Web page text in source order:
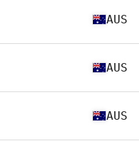
AUS
AUS
AUS